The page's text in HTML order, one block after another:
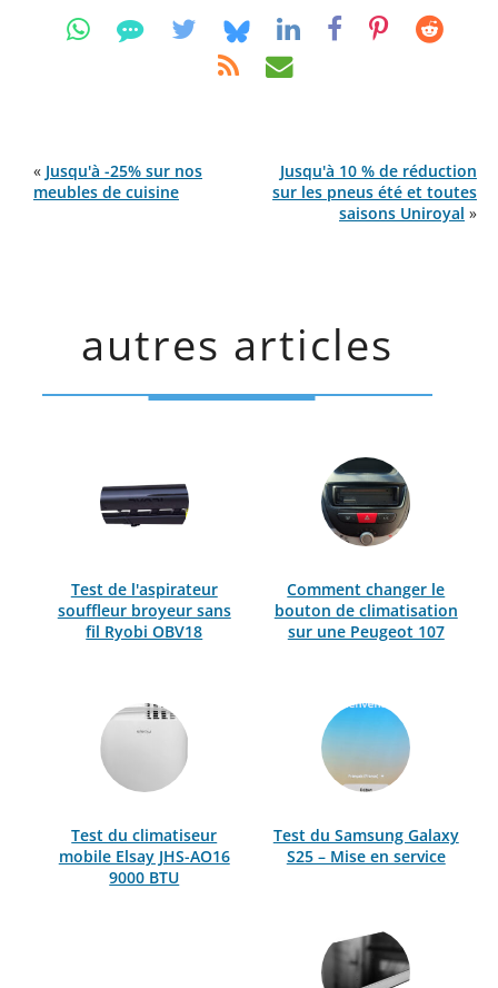
« Jusqu'à -25% sur nos
meubles de cuisine
Jusqu'à 10 % de réduction
sur les pneus été et toutes
saisons Uniroyal »
autres articles
Test de l'aspirateur
souffleur broyeur sans
fil Ryobi OBV18
Comment changer le
bouton de climatisation
sur une Peugeot 107
Test du climatiseur
mobile Elsay JHS-AO16
9000 BTU
Test du Samsung Galaxy
S25 – Mise en service